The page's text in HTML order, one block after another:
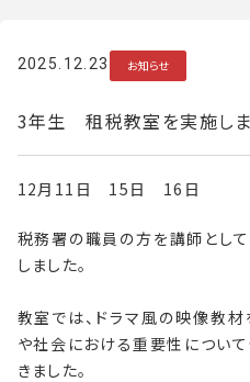
2025.12.23 お知らせ
3年生 租税教室を実施し
12月11日 15日 16日
税務署の職員の方を講師とし
しました。
教室では、ドラマ風の映像教
や社会における重要性につい
きました。